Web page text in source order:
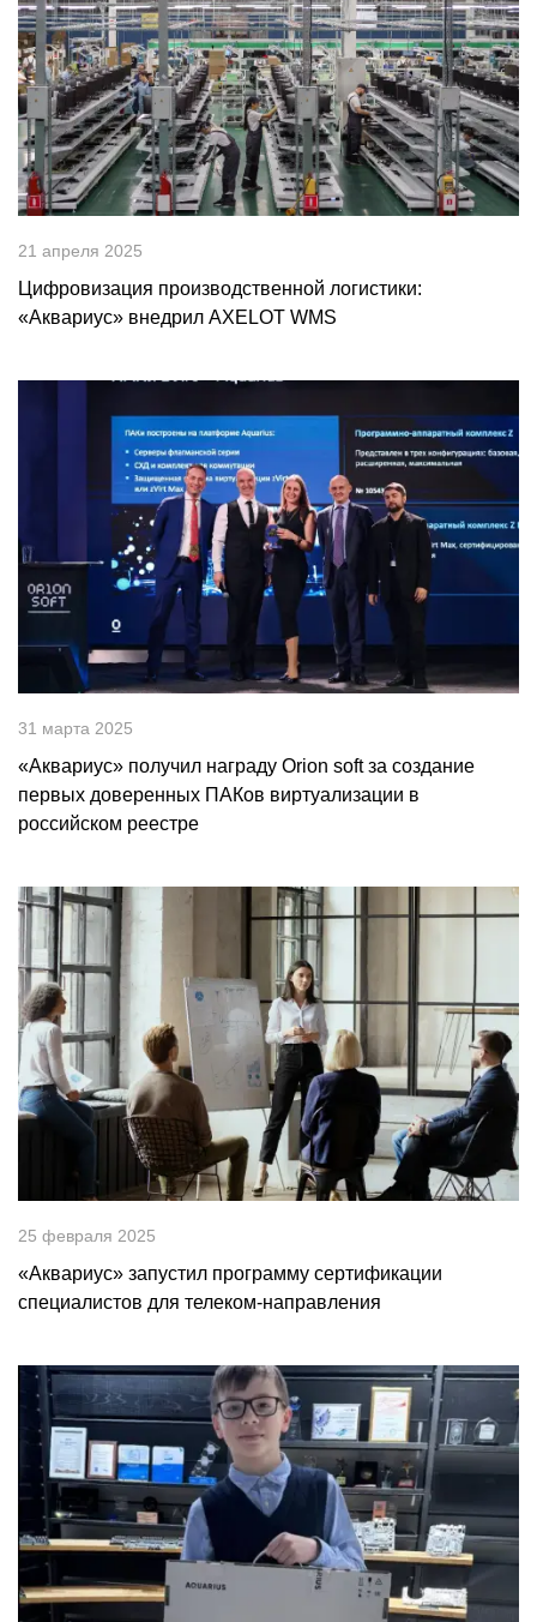
21 апреля 2025
Цифровизация производственной логистики:
«Аквариус» внедрил AXELOT WMS
31 марта 2025
«Аквариус» получил награду Orion soft за создание
первых доверенных ПАКов виртуализации в
российском реестре
25 февраля 2025
«Аквариус» запустил программу сертификации
специалистов для телеком-направления